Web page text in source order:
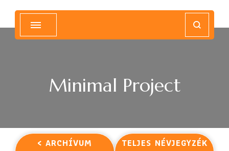
Minimal Project
< ARCHÍVUM
TELJES NÉVJEGYZÉK